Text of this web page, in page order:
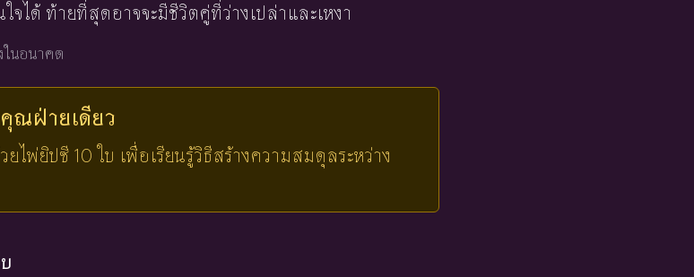
จได้ ท้ายที่สุดอาจจะมีชีวิตคู่ที่ว่างเปล่าและเหงา
นอนาคต
คุณฝ่ายเดียว
พ่ยิปซี 10 ใบ เพื่อเรียนรู้วิธีสร้างความสมดุลระหว่าง